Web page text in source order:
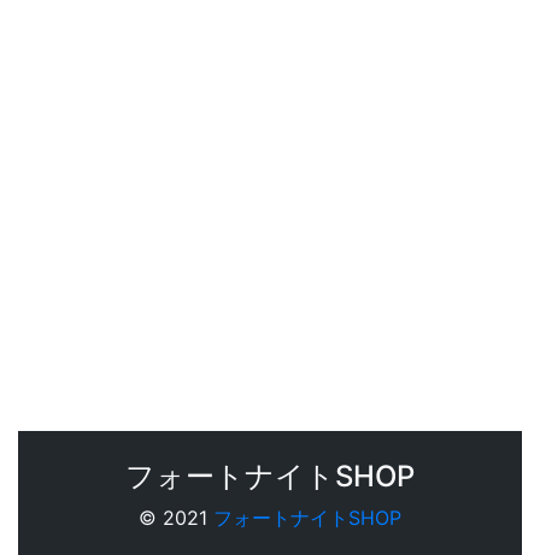
フォートナイトSHOP
© 2021 フォートナイトSHOP